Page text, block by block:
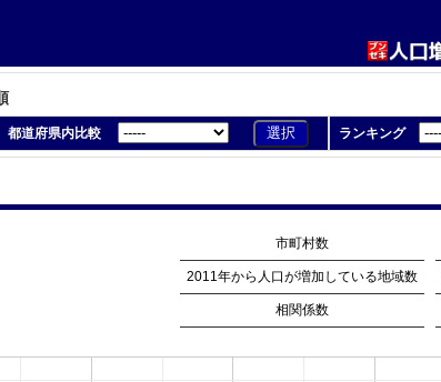
都道府県内比較 ランキング
市町村数
2011年から人口が増加している地域数
相関係数